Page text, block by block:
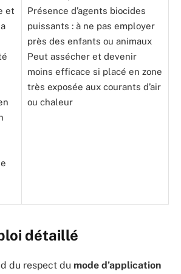
et
Présence d’agents biocides
puissants : à ne pas employer
près des enfants ou animaux
Peut assécher et devenir
moins efficace si placé en zone
très exposée aux courants d’air
ou chaleur
détaillé
du respect du mode d’application